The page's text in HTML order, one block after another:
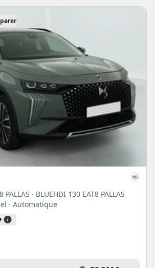
PALLAS · BLUEHDI 130 EAT8 PALLAS
· Automatique